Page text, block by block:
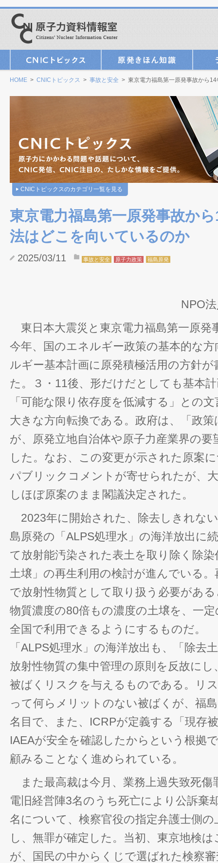
HOME > CNICトピックス > 事故と安全 > 東京電力福島第一原発事故から
CNICトピックスのカテゴリ一覧を見る
東京電力福島第一原発事故か
法はどこを向いているのか
2025/03/11 事故と安全 原子力政策 福島原発
NPO
東日本大震災と東京電力福島第一原発
今年、国のエネルギー政策の基本的な
ルギー基本計画に原発積極活用の方針
た。３・11後、形だけだとしても基本
「可能な限り依存度を低減する」との
大きな方向転換である。政府は、「政
が、原発立地自治体や原子力産業界の
した。なお、この変更が示された原案
パブリックコメントが寄せられたが、
しほぼ原案のまま閣議決定された。
2023年に開始された、除去しきれな
島原発の「ALPS処理水」の海洋放出に
て放射能汚染された表土を取り除く除
土壌」の再生利用の検討が進んでいる
で放射性物質として取り扱う必要があ
物質濃度の80倍もの濃度の土壌を、一
全国で利用できるようにするものだ。
「ALPS処理水」の海洋放出も、「除去
放射性物質の集中管理の原則を反故に
被ばくリスクを与えるものである。リ
って何らメリットのない被ばくが、福
名目で、また、ICRPが定義する「現存
IAEAが安全を確認したからという根拠
顧みることなく進められている。
また最高裁は今月、業務上過失致死傷
電旧経営陣3名のうち死亡により公訴棄
名について、検察官役の指定弁護士側
し、無罪が確定した。当初、東京地検
が、国民の中からくじで選ばれた検察